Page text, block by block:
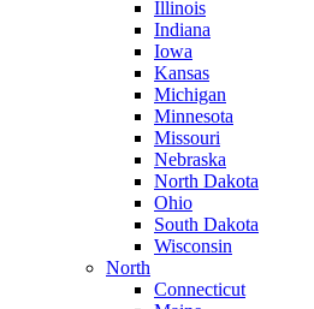
Illinois
Indiana
Iowa
Kansas
Michigan
Minnesota
Missouri
Nebraska
North Dakota
Ohio
South Dakota
Wisconsin
North
Connecticut